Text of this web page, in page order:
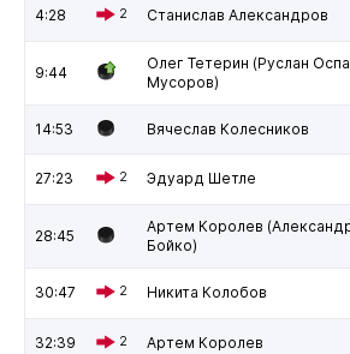
4:28 2 Станислав Александров
9:44
Олег Тетерин (Руслан
Мусоров)
14:53 Вячеслав Колесников
27:23 2 Эдуард Шетле
28:45
Артем Королев
Бойко)
30:47 2 Никита Колобов
32:39 2 Артем Королев